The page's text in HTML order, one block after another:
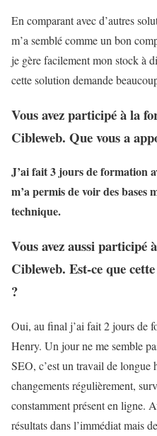
En comparant avec d’autres
m’a semblé comme un bon
je gère facilement mon stock à
cette solution demande
Vous avez participé à la
Cibleweb. Que vous a
J’ai fait 3 jours de formation
m’a permis de voir des bases
technique.
Vous avez aussi participé
Cibleweb. Est-ce que
?
Oui, au final j’ai fait 2 jours de
Henry. Un jour ne me semble
SEO, c’est un travail de longue
changements régulièrement,
constamment présent en ligne.
résultats dans l’immédiat mais